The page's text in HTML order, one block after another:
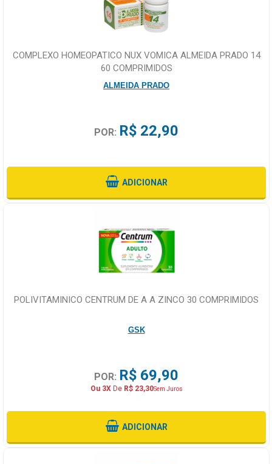
COMPLEXO HOMEOPATICO NUX VOMICA ALMEIDA PRADO 14
60 COMPRIMIDOS
ALMEIDA PRADO
POR: R$ 22,90
ADICIONAR
POLIVITAMINICO CENTRUM DE A A ZINCO 30 COMPRIMIDOS
GSK
POR: R$ 69,90
Ou 3XDe R$ 23,30Sem Juros
ADICIONAR